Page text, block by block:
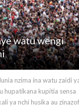
watu wengi
nzima ina watu zaidi
hupatikana kupitia sensa
ya nchi husika au